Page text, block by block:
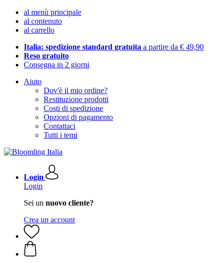
al menù principale
al contenuto
al carrello
Italia: spedizione standard gratuita a partire da € 49,90
Reso gratuito
Consegna in 2 giorni
Aiuto
Dov'è il mio ordine?
Restituzione prodotti
Costi di spedizione
Opzioni di pagamento
Contattaci
Tutti i temi
Login
Login
Sei un nuovo cliente?
Crea un account